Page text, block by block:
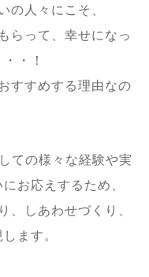
の人々にこそ、
らって、幸せになっ
・！
すすめする理由なの
ての様々な経験や実
お応えするため、
、しあわせづくり、
ます。